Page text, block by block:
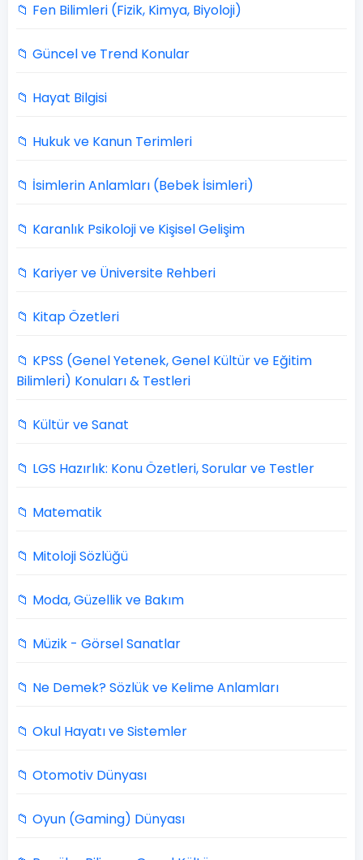
📁 Fen Bilimleri (Fizik, Kimya, Biyoloji)
📁 Güncel ve Trend Konular
📁 Hayat Bilgisi
📁 Hukuk ve Kanun Terimleri
📁 İsimlerin Anlamları (Bebek İsimleri)
📁 Karanlık Psikoloji ve Kişisel Gelişim
📁 Kariyer ve Üniversite Rehberi
📁 Kitap Özetleri
📁 KPSS (Genel Yetenek, Genel Kültür ve Eğitim
Bilimleri) Konuları & Testleri
📁 Kültür ve Sanat
📁 LGS Hazırlık: Konu Özetleri, Sorular ve Testler
📁 Matematik
📁 Mitoloji Sözlüğü
📁 Moda, Güzellik ve Bakım
📁 Müzik - Görsel Sanatlar
📁 Ne Demek? Sözlük ve Kelime Anlamları
📁 Okul Hayatı ve Sistemler
📁 Otomotiv Dünyası
📁 Oyun (Gaming) Dünyası